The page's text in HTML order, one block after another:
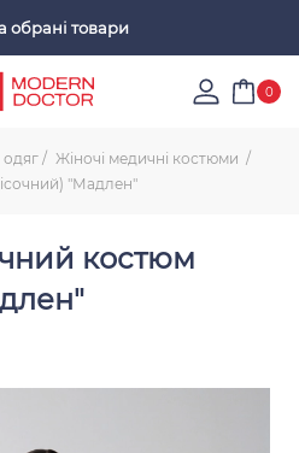
обрані товари
0
Жіночі медичні костюми
"Мадлен"
костюм